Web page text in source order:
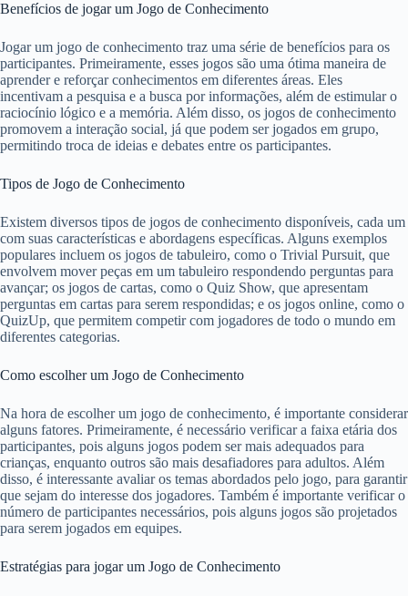
Benefícios de jogar um Jogo de Conhecimento
Jogar um jogo de conhecimento traz uma série de benefícios para os
participantes. Primeiramente, esses jogos são uma ótima maneira de
aprender e reforçar conhecimentos em diferentes áreas. Eles
incentivam a pesquisa e a busca por informações, além de estimular o
raciocínio lógico e a memória. Além disso, os jogos de conhecimento
promovem a interação social, já que podem ser jogados em grupo,
permitindo troca de ideias e debates entre os participantes.
Tipos de Jogo de Conhecimento
Existem diversos tipos de jogos de conhecimento disponíveis, cada um
com suas características e abordagens específicas. Alguns exemplos
populares incluem os jogos de tabuleiro, como o Trivial Pursuit, que
envolvem mover peças em um tabuleiro respondendo perguntas para
avançar; os jogos de cartas, como o Quiz Show, que apresentam
perguntas em cartas para serem respondidas; e os jogos online, como o
QuizUp, que permitem competir com jogadores de todo o mundo em
diferentes categorias.
Como escolher um Jogo de Conhecimento
Na hora de escolher um jogo de conhecimento, é importante considerar
alguns fatores. Primeiramente, é necessário verificar a faixa etária dos
participantes, pois alguns jogos podem ser mais adequados para
crianças, enquanto outros são mais desafiadores para adultos. Além
disso, é interessante avaliar os temas abordados pelo jogo, para garantir
que sejam do interesse dos jogadores. Também é importante verificar o
número de participantes necessários, pois alguns jogos são projetados
para serem jogados em equipes.
Estratégias para jogar um Jogo de Conhecimento